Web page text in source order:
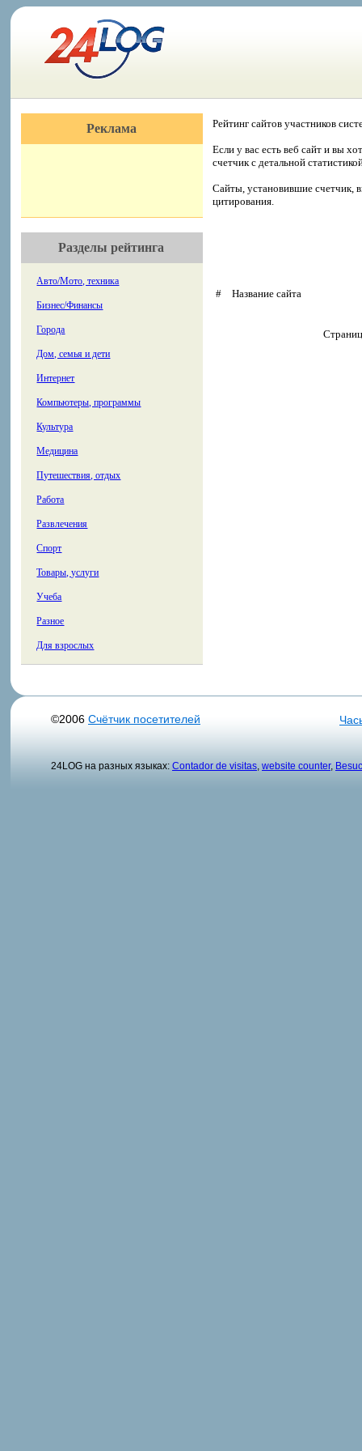
Реклама
Разделы рейтинга
Авто/Мото, техника
Бизнес/Финансы
Города
Дом, семья и дети
Интернет
Компьютеры, программы
Культура
Медицина
Путешествия, отдых
Работа
Развлечения
Спорт
Товары, услуги
Учеба
Разное
Для взрослых
Рейтинг сайтов участников
Если у вас есть веб сайт и вы
счетчик с детальной
Сайты, установившие счетчик,
цитирования.
# Название сайта
©2006 Счётчик посетителей
24LOG на разных языках: Contador de visitas website counter,